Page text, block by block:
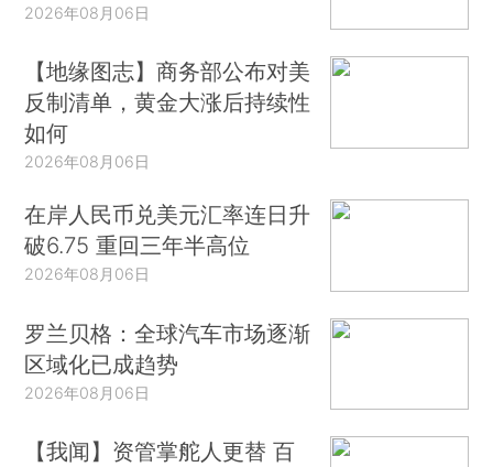
2026年08月06日
【地缘图志】商务部公布对美
反制清单，黄金大涨后持续性
如何
2026年08月06日
在岸人民币兑美元汇率连日升
破6.75 重回三年半高位
2026年08月06日
罗兰贝格：全球汽车市场逐渐
区域化已成趋势
2026年08月06日
【我闻】资管掌舵人更替 百